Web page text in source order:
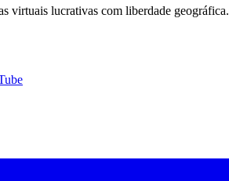
virtuais lucrativas com liberdade geográfica.